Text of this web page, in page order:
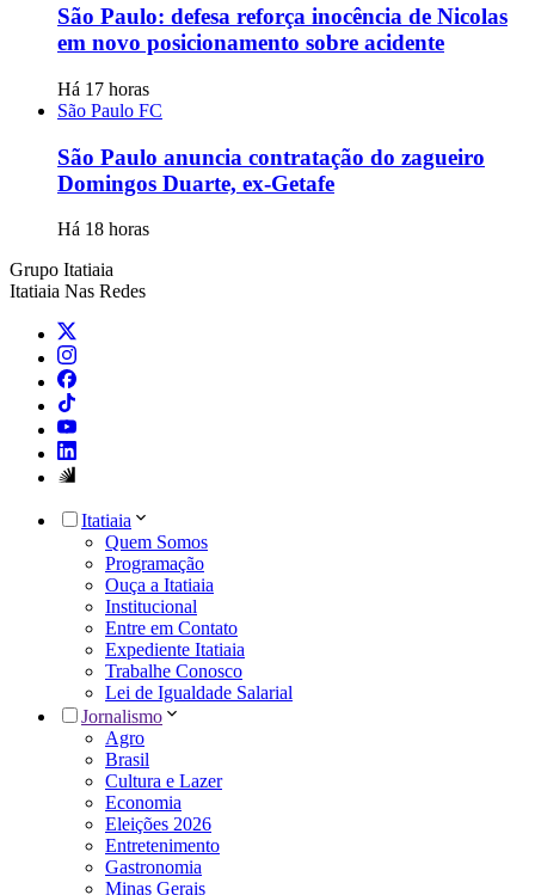
São Paulo: defesa reforça inocência de Nicolas
em novo posicionamento sobre acidente
Há 17 horas
São Paulo FC
São Paulo anuncia contratação do zagueiro
Domingos Duarte, ex-Getafe
Há 18 horas
Grupo Itatiaia
Itatiaia Nas Redes
Itatiaia
Quem Somos
Programação
Ouça a Itatiaia
Institucional
Entre em Contato
Expediente Itatiaia
Trabalhe Conosco
Lei de Igualdade Salarial
Jornalismo
Agro
Brasil
Cultura e Lazer
Economia
Eleições 2026
Entretenimento
Gastronomia
Minas Gerais